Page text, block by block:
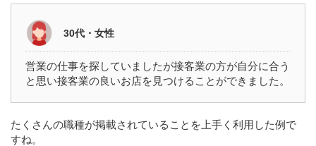
30代・女性
営業の仕事を探していましたが接客業の方が自分に合う
と思い接客業の良いお店を見つけることができました。
たくさんの職種が掲載されていることを上手く利用した例で
すね。